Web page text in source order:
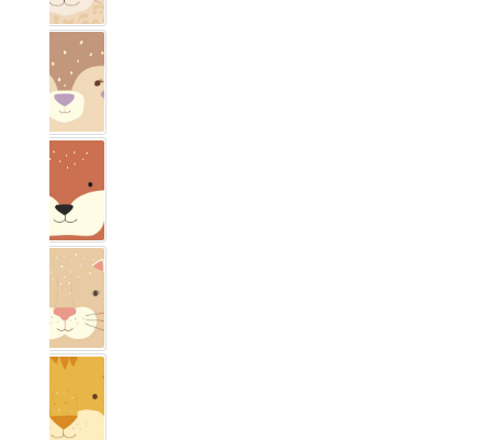
Reeën
Vos
Kat
Tijger